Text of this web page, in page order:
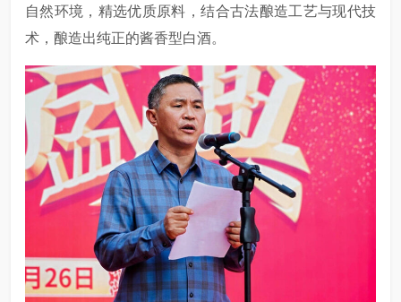
自然环境，精选优质原料，结合古法酿造工艺与现代技
术，酿造出纯正的酱香型白酒。